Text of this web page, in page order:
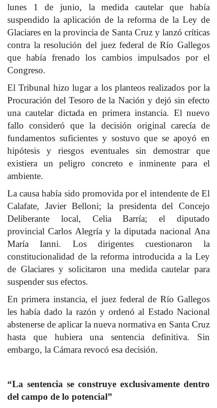
lunes 1 de junio, la medida cautelar que había
suspendido la aplicación de la reforma de la Ley de
Glaciares en la provincia de Santa Cruz y lanzó críticas
contra la resolución del juez federal de Río Gallegos
que había frenado los cambios impulsados por el
Congreso.
El Tribunal hizo lugar a los planteos realizados por la
Procuración del Tesoro de la Nación y dejó sin efecto
una cautelar dictada en primera instancia. El nuevo
fallo consideró que la decisión original carecía de
fundamentos suficientes y sostuvo que se apoyó en
hipótesis y riesgos eventuales sin demostrar que
existiera un peligro concreto e inminente para el
ambiente.
La causa había sido promovida por el intendente de El
Calafate, Javier Belloni; la presidenta del Concejo
Deliberante local, Celia Barría; el diputado
provincial Carlos Alegría y la diputada nacional Ana
María Ianni. Los dirigentes cuestionaron la
constitucionalidad de la reforma introducida a la Ley
de Glaciares y solicitaron una medida cautelar para
suspender sus efectos.
En primera instancia, el juez federal de Río Gallegos
les había dado la razón y ordenó al Estado Nacional
abstenerse de aplicar la nueva normativa en Santa Cruz
hasta que hubiera una sentencia definitiva. Sin
embargo, la Cámara revocó esa decisión.
“La sentencia se construye exclusivamente dentro
del campo de lo potencial”